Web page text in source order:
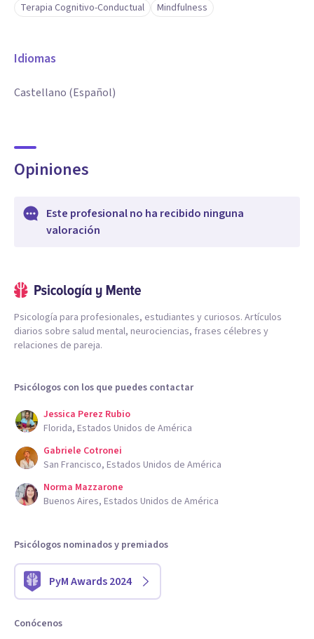
Terapia Cognitivo-Conductual Mindfulness
Idiomas
Castellano (Español)
Opiniones
Este profesional no ha recibido ninguna
valoración
Psicología para profesionales, estudiantes y curiosos. Artículos
diarios sobre salud mental, neurociencias, frases célebres y
relaciones de pareja.
Psicólogos con los que puedes contactar
Jessica Perez Rubio
Florida, Estados Unidos de América
Gabriele Cotronei
San Francisco, Estados Unidos de América
Norma Mazzarone
Buenos Aires, Estados Unidos de América
Psicólogos nominados y premiados
PyM Awards 2024
Conócenos